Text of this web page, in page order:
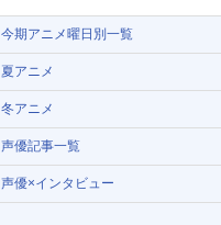
今期アニメ曜日別一覧
夏アニメ
冬アニメ
声優記事一覧
声優×インタビュー